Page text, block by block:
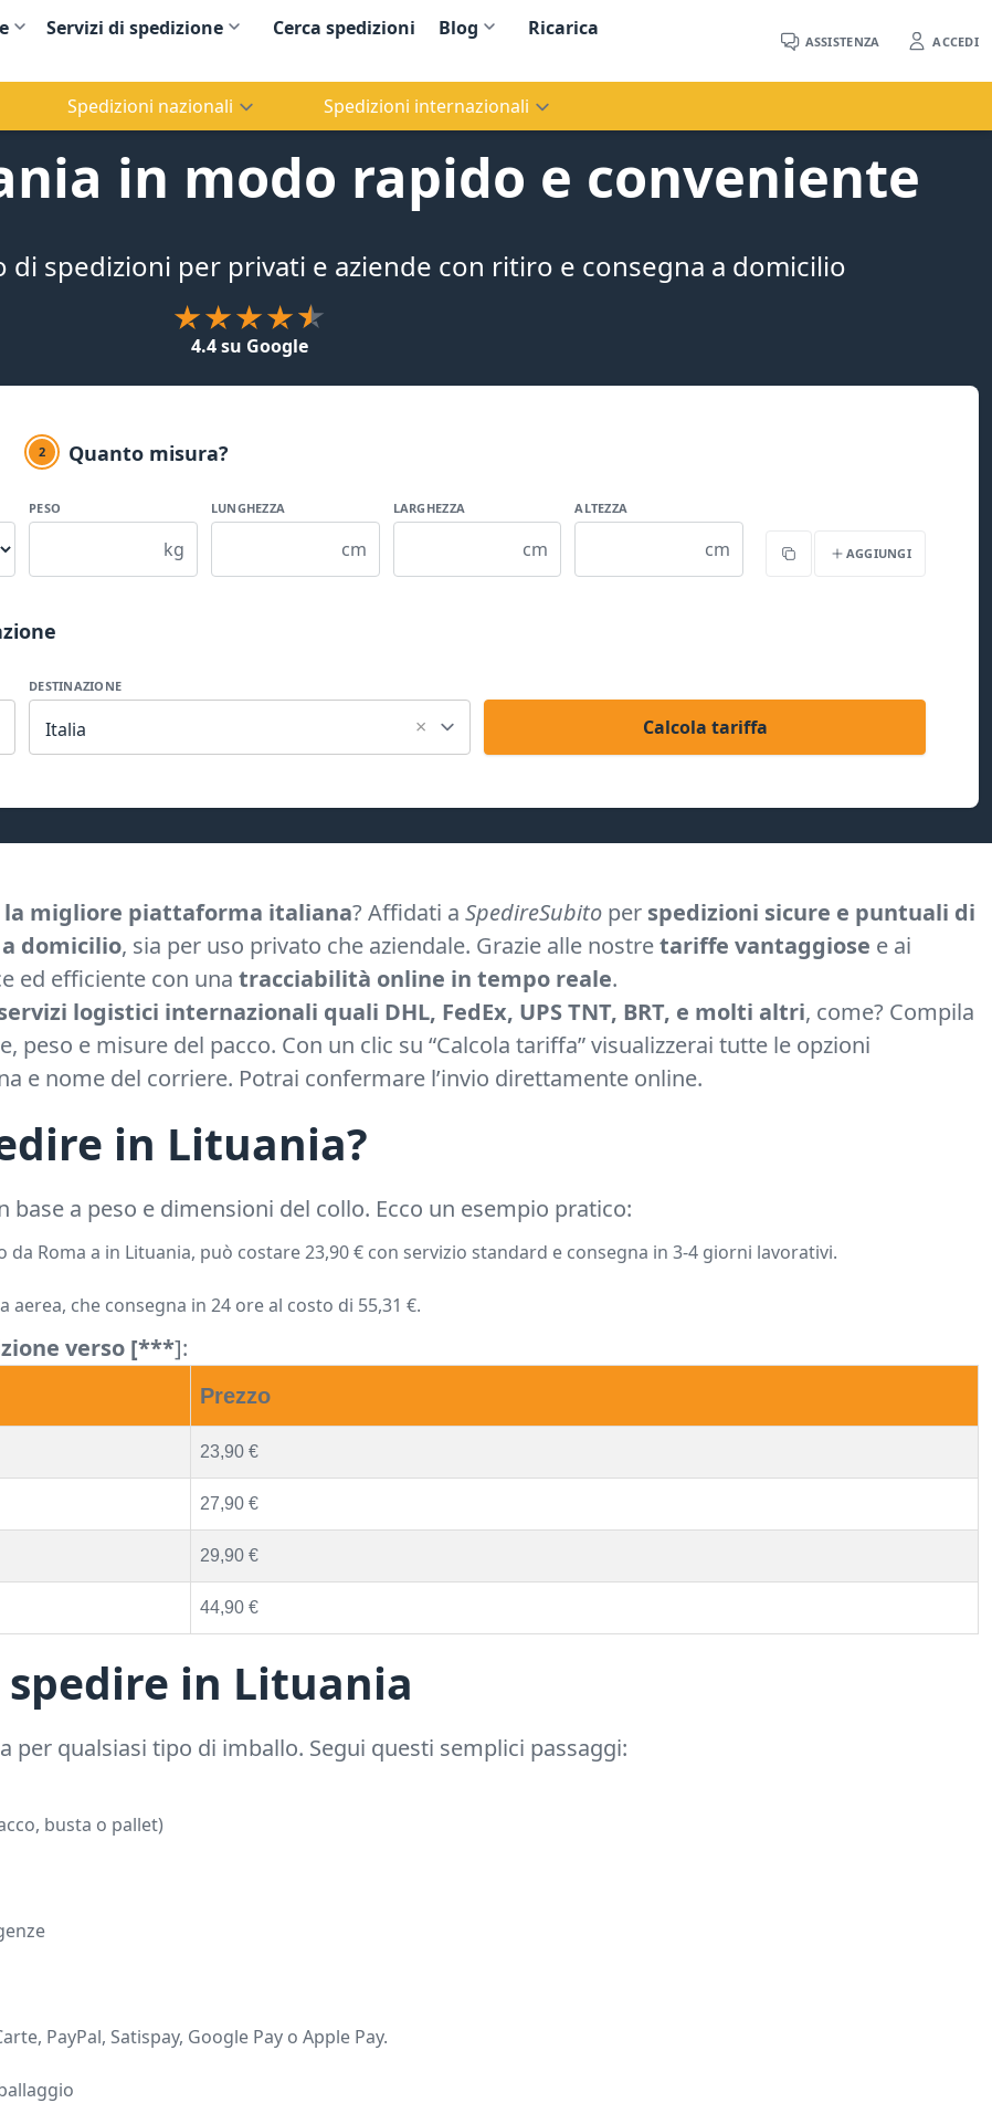
Servizi di spedizione Cerca spedizioni Blog
Ricarica
ASSISTENZA ACCEDI
Spedizioni nazionali Spedizioni internazionali
in modo rapido e conveniente
spedizioni per privati e aziende con ritiro e consegna a domicilio
4.4 su Google
2 Quanto misura?
PESO
kg
LUNGHEZZA
cm
LARGHEZZA
cm
ALTEZZA
cm
Copia AGGIUNGI
DESTINAZIONE
Italia × Calcola tariffa
migliore piattaforma italiana? Affidati a SpedireSubito per spedizioni sicure e puntuali di
domicilio, sia per uso privato che aziendale. Grazie alle nostretariffe vantaggiose e ai
ed efficiente con una tracciabilità online in tempo reale.
logistici internazionali quali DHL, FedEx, UPS TNT, BRT, e molti altri, come? Compila
peso e misure del pacco. Con un clic su “Calcola tariffa” visualizzerai tutte le opzioni
e nome del corriere. Potrai confermare l’invio direttamente online.
in Lituania?
base a peso e dimensioni del collo. Ecco un esempio pratico:
Roma a in Lituania, può costare 23,90 € con servizio standard e consegna in 3-4 giorni lavorativi.
che consegna in 24 ore al costo di 55,31 €.
verso [***]:
Prezzo
23,90 €
27,90 €
29,90 €
44,90 €
spedire in Lituania
per qualsiasi tipo di imballo. Segui questi semplici passaggi:
busta o pallet)
PayPal, Satispay, Google Pay o Apple Pay.